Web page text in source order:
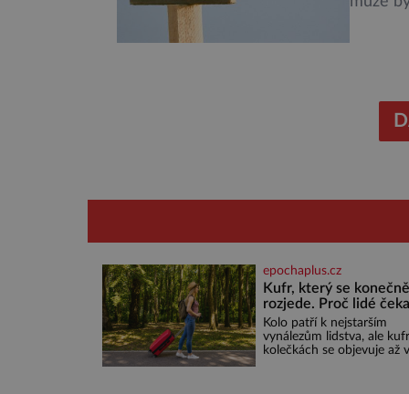
epochaplus.cz
Kufr, který se konečně
rozjede. Proč lidé
na kolečka téměř pět
let?
Kolo patří k nejstarším
vynálezům lidstva, ale
kolečkách se objevuje až